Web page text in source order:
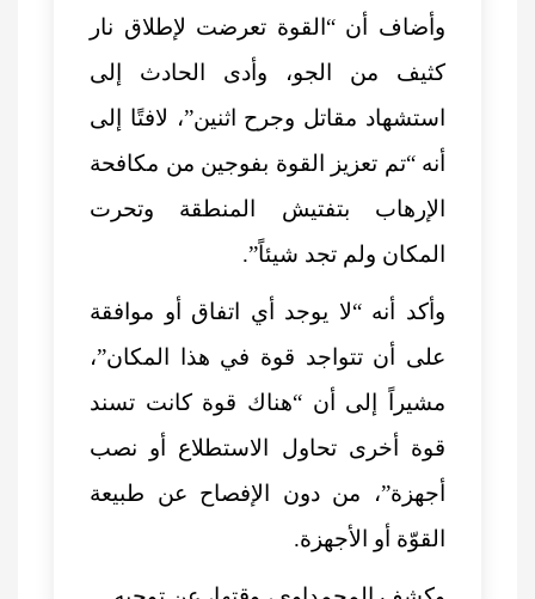
وأضاف أن “القوة تعرضت لإطلاق نار
كثيف من الجو، وأدى الحادث إلى
استشهاد مقاتل وجرح اثنين”، لافتًا إلى
أنه “تم تعزيز القوة بفوجين من مكافحة
الإرهاب بتفتيش المنطقة وتحرت
المكان ولم تجد شيئاً”.
وأكد أنه “لا يوجد أي اتفاق أو موافقة
على أن تتواجد قوة في هذا المكان”،
مشيراً إلى أن “هناك قوة كانت تسند
قوة أخرى تحاول الاستطلاع أو نصب
أجهزة”، من دون الإفصاح عن طبيعة
القوّة أو الأجهزة.